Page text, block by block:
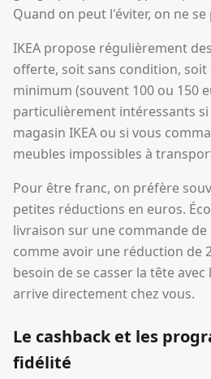
Quand on peut l'éviter, on ne se
IKEA propose régulièrement
offerte, soit sans condition,
minimum (souvent 100 ou 150
particulièrement intéressants
magasin IKEA ou si vous
meubles impossibles à
Pour être franc, on préfère
petites réductions en euros.
livraison sur une commande de
comme avoir une réduction de
besoin de se casser la tête
arrive directement chez vous.
Le cashback et les
fidélité